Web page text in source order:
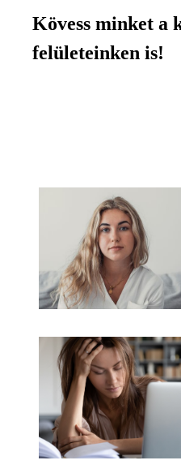
Kövess minket a
felületeinken is!